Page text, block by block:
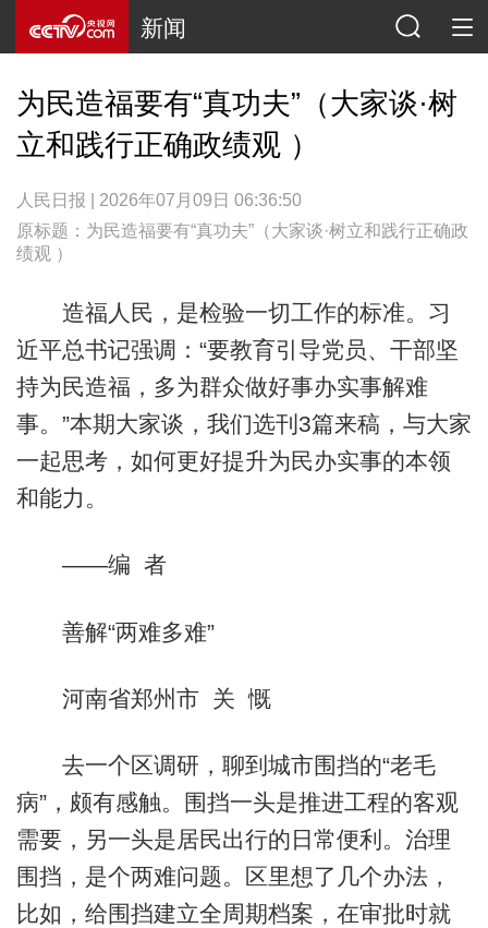
新闻
为民造福要有“真功夫”（大家谈·树
立和践行正确政绩观 ）
人民日报 | 2026年07月09日 06:36:50
原标题：为民造福要有“真功夫”（大家谈·树立和践行正确政
绩观 ）
造福人民，是检验一切工作的标准。习
近平总书记强调：“要教育引导党员、干部坚
持为民造福，多为群众做好事办实事解难
事。”本期大家谈，我们选刊3篇来稿，与大家
一起思考，如何更好提升为民办实事的本领
和能力。
——编 者
善解“两难多难”
河南省郑州市 关 慨
去一个区调研，聊到城市围挡的“老毛
病”，颇有感触。围挡一头是推进工程的客观
需要，另一头是居民出行的日常便利。治理
围挡，是个两难问题。区里想了几个办法，
比如，给围挡建立全周期档案，在审批时就